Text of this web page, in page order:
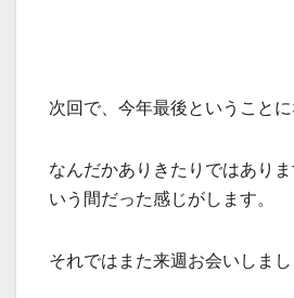
次回で、今年最後ということに
なんだかありきたりではあり
いう間だった感じがします。
それではまた来週お会いしまし